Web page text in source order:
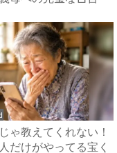
ゃ教えてくれない！
だけがやってる宝く